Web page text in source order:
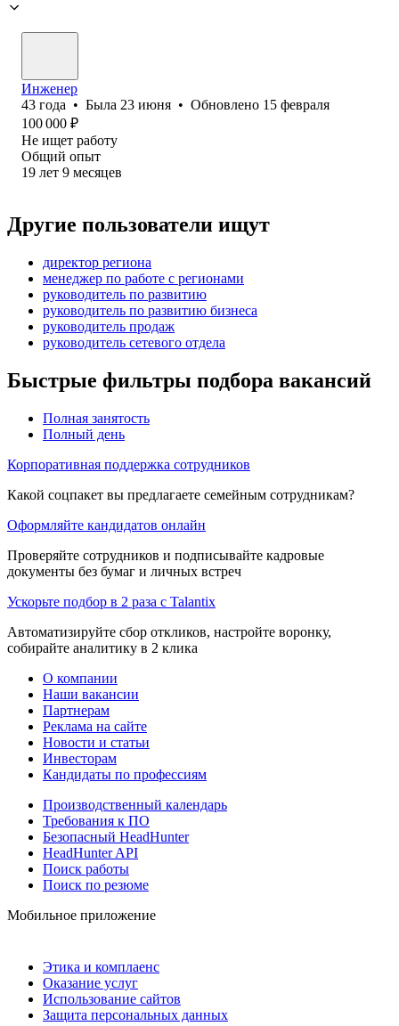
Инженер
43 года • Была 23 июня • Обновлено 15 февраля
100 000 ₽
Не ищет работу
Общий опыт
19 лет 9 месяцев
Другие пользователи ищут
директор региона
менеджер по работе с регионами
руководитель по развитию
руководитель по развитию бизнеса
руководитель продаж
руководитель сетевого отдела
Быстрые фильтры подбора вакансий
Полная занятость
Полный день
Корпоративная поддержка сотрудников
Какой соцпакет вы предлагаете семейным сотрудникам?
Оформляйте кандидатов онлайн
Проверяйте сотрудников и подписывайте кадровые
документы без бумаг и личных встреч
Ускорьте подбор в 2 раза с Talantix
Автоматизируйте сбор откликов, настройте воронку,
собирайте аналитику в 2 клика
О компании
Наши вакансии
Партнерам
Реклама на сайте
Новости и статьи
Инвесторам
Кандидаты по профессиям
Производственный календарь
Требования к ПО
Безопасный HeadHunter
HeadHunter API
Поиск работы
Поиск по резюме
Мобильное приложение
Этика и комплаенс
Оказание услуг
Использование сайтов
Защита персональных данных